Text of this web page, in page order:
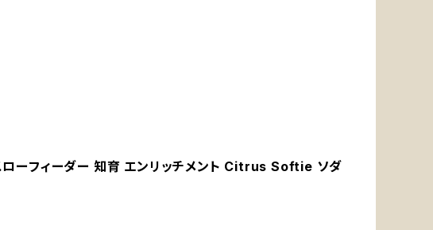
ローフィーダー 知育 エンリッチメント Citrus Softie ソダ